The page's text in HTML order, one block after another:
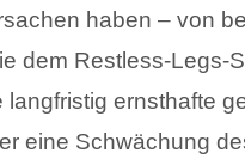
haben – von
dem Restless-Legs-
ernsthafte
eine Schwächung